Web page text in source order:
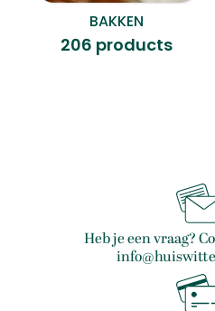
BAKKEN
206 products
Heb je een vraag?